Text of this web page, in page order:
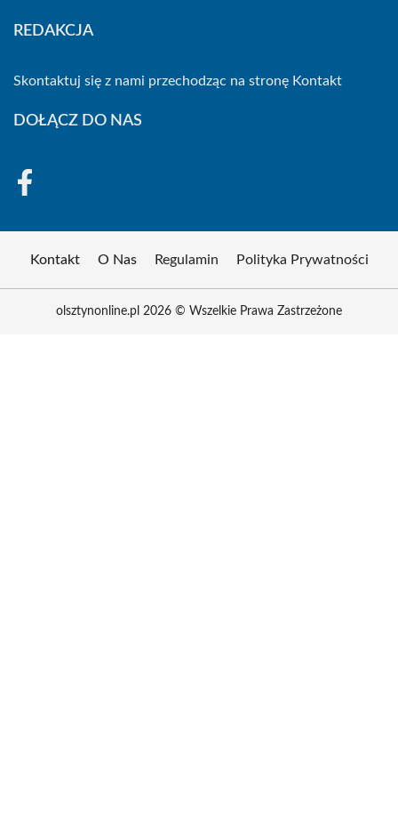
REDAKCJA
Skontaktuj się z nami przechodząc na stronę Kontakt
DOŁĄCZ DO NAS
Kontakt O Nas Regulamin Polityka Prywatności
olsztynonline.pl 2026 © Wszelkie Prawa Zastrzeżone